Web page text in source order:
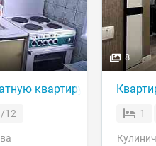
квартиру на Салтовке
12
8
1